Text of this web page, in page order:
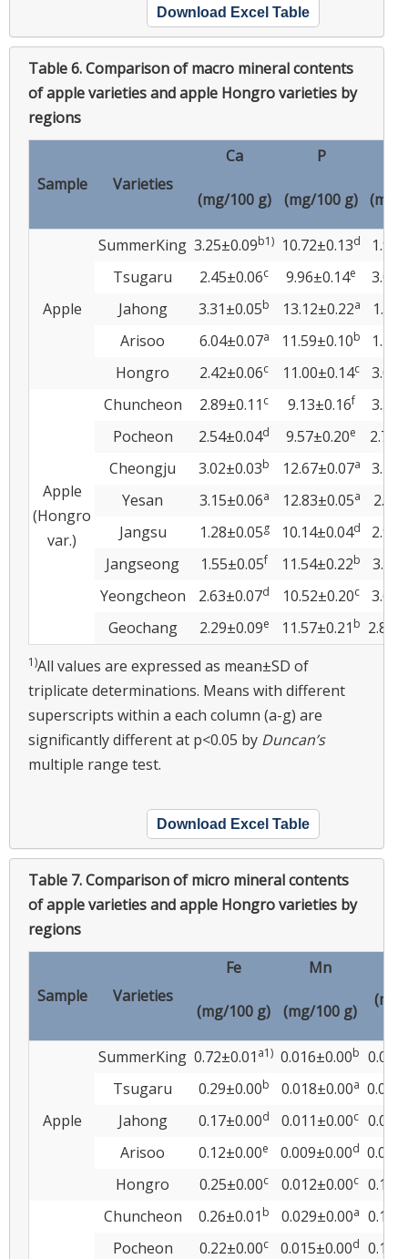
Download Excel Table
Table 6.Comparison of macro mineral contents
of apple varieties and apple Hongro varieties by
regions
Sample Varieties
Ca P
(mg/100 g) (mg/100 g) (mg/
Apple
SummerKing 3.25±0.09b1) 10.72±0.13d
Tsugaru
2.45±0.06c 9.96±0.14e
Jahong
3.31±0.05b 13.12±0.22a
Arisoo
6.04±0.07a 11.59±0.10b
Hongro
2.42±0.06c 11.00±0.14c
Apple
(Hongro
var.)
Chuncheon 2.89±0.11 c 9.13±0.16f
Pocheon
2.54±0.04d 9.57±0.20e
Cheongju
3.02±0.03b 12.67±0.07a
Yesan
3.15±0.06a 12.83±0.05a
Jangsu
1.28±0.05g 10.14±0.04d
Jangseong
1.55±0.05f 11.54±0.22b
Yeongcheon
2.63±0.07d 10.52±0.20c
Geochang
2.29±0.09e 11.57±0.21 b
1)All values are expressed as mean±SD of
triplicate determinations. Means with different
superscripts within a each column (a-g) are
significantly different at p<0.05 by Duncan’s
multiple range test.
Download Excel Table
Table 7.Comparison of micro mineral contents
of apple varieties and apple Hongro varieties by
regions
Sample Varieties
Fe Mn
(mg/100 g) (mg/100 g)
Apple
SummerKing 0.72±0.01 a1) 0.016±0.00b
Tsugaru
0.29±0.00b 0.018±0.00a
Jahong
0.17±0.00d 0.011±0.00c
Arisoo
0.12±0.00e 0.009±0.00d
Hongro
0.25±0.00c 0.012±0.00c
Chuncheon 0.26±0.01 b 0.029±0.00a
Pocheon
0.22±0.00c 0.015±0.00d